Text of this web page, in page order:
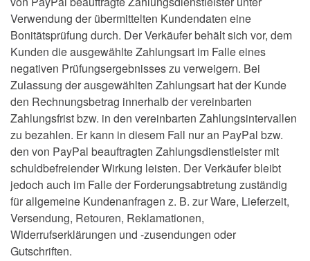
Verwendung der übermittelten Kundendaten eine
Bonitätsprüfung durch. Der Verkäufer behält sich vor, dem
Kunden die ausgewählte Zahlungsart im Falle eines
negativen Prüfungsergebnisses zu verweigern. Bei
Zulassung der ausgewählten Zahlungsart hat der Kunde
den Rechnungsbetrag innerhalb der vereinbarten
Zahlungsfrist bzw. in den vereinbarten Zahlungsintervallen
zu bezahlen. Er kann in diesem Fall nur an PayPal bzw.
den von PayPal beauftragten Zahlungsdienstleister mit
schuldbefreiender Wirkung leisten. Der Verkäufer bleibt
jedoch auch im Falle der Forderungsabtretung zuständig
für allgemeine Kundenanfragen z. B. zur Ware, Lieferzeit,
Versendung, Retouren, Reklamationen,
Widerrufserklärungen und -zusendungen oder
Gutschriften.